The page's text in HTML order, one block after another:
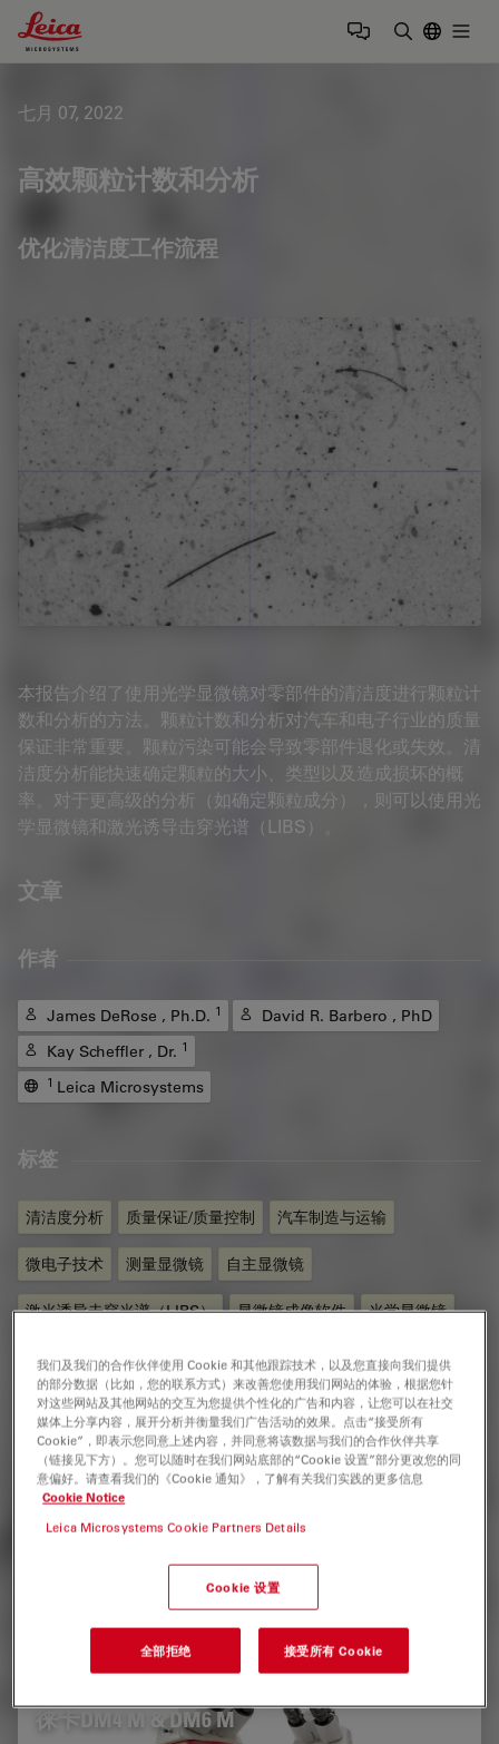
Leica Microsystems Logo
七月 07, 2022
高效颗粒计数和分析
优化清洁度工作流程
本报告介绍了使用光学显微镜对零部件的清洁度进行颗粒计
数和分析的方法。颗粒计数和分析对汽车和电子行业的质量
保证非常重要。颗粒污染可能会导致零部件退化或失效。清
洁度分析能快速确定颗粒的大小、类型以及造成损坏的概
率。对于更高级的分析（如确定颗粒成分），则可以使用光
学显微镜和激光诱导击穿光谱（LIBS）。
文章
作者
James DeRose , Ph.D. 1
David R. Barbero , PhD
Kay Scheffler , Dr. 1
1 Leica Microsystems
标签
清洁度分析 质量保证/质量控制 汽车制造与运输
微电子技术 测量显微镜 自主显微镜
激光诱导击穿光谱（LIBS） 显微镜成像软件 光学显微镜
工业和制造业 材料科学与分析
相关产品
徕卡DM4 M & DM6 M
我们及我们的合作伙伴使用 Cookie 和其他跟踪技术，以及您直接向我们提供
的部分数据（比如，您的联系方式）来改善您使用我们网站的体验，根据您针
对这些网站及其他网站的交互为您提供个性化的广告和内容，让您可以在社交
媒体上分享内容，展开分析并衡量我们广告活动的效果。点击“接受所有
Cookie”，即表示您同意上述内容，并同意将该数据与我们的合作伙伴共享
（链接见下方）。您可以随时在我们网站底部的“Cookie 设置”部分更改您的同
意偏好。请查看我们的《Cookie 通知》，了解有关我们实践的更多信息
Cookie Notice
Leica Microsystems Cookie Partners Details
Cookie 设置
全部拒绝 接受所有 Cookie